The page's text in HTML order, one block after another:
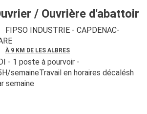
/ Ouvrière d'abattoir
FIPSO INDUSTRIE - CAPDENAC-
À 9 KM DE LES ALBRES
- 1 poste à pourvoir -
semaineTravail en horaires décalésh
semaine